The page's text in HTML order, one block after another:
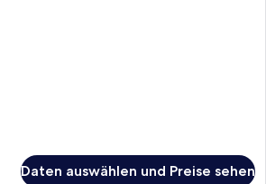
Daten auswählen und Preise sehen